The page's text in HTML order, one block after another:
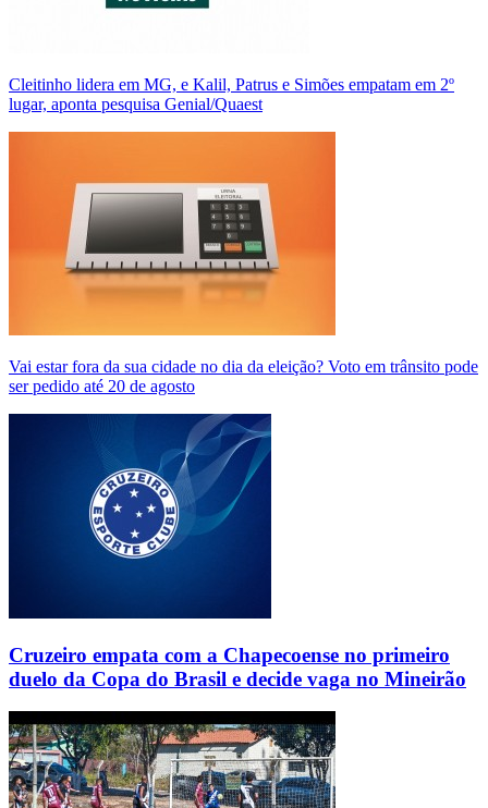
Cleitinho lidera em MG, e Kalil, Patrus e Simões empatam em 2º
lugar, aponta pesquisa Genial/Quaest
Vai estar fora da sua cidade no dia da eleição? Voto em trânsito pode
ser pedido até 20 de agosto
Cruzeiro empata com a Chapecoense no primeiro
duelo da Copa do Brasil e decide vaga no Mineirão